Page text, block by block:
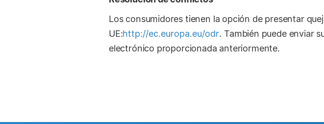
Los consumidores tienen la opción de presentar
UE:http://ec.europa.eu/odr. También puede enviar
electrónico proporcionada anteriormente.